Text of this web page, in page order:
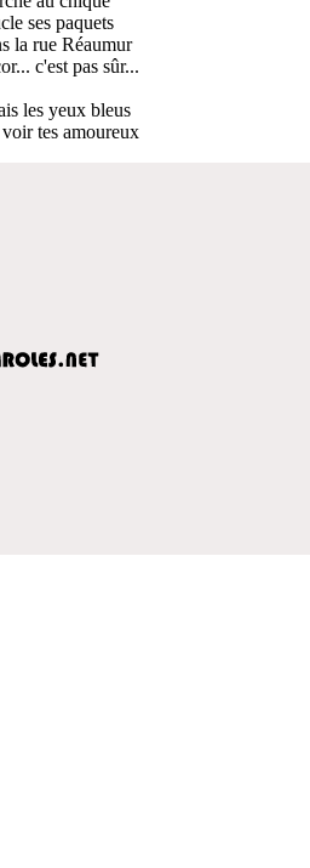
ses paquets
la rue Réaumur
c'est pas sûr...
les yeux bleus
tes amoureux